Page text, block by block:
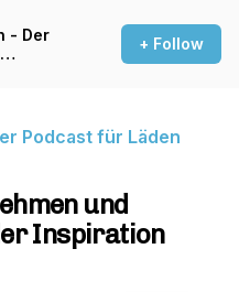
- Der
+ Follow
Podcast für Läden
und
Inspiration